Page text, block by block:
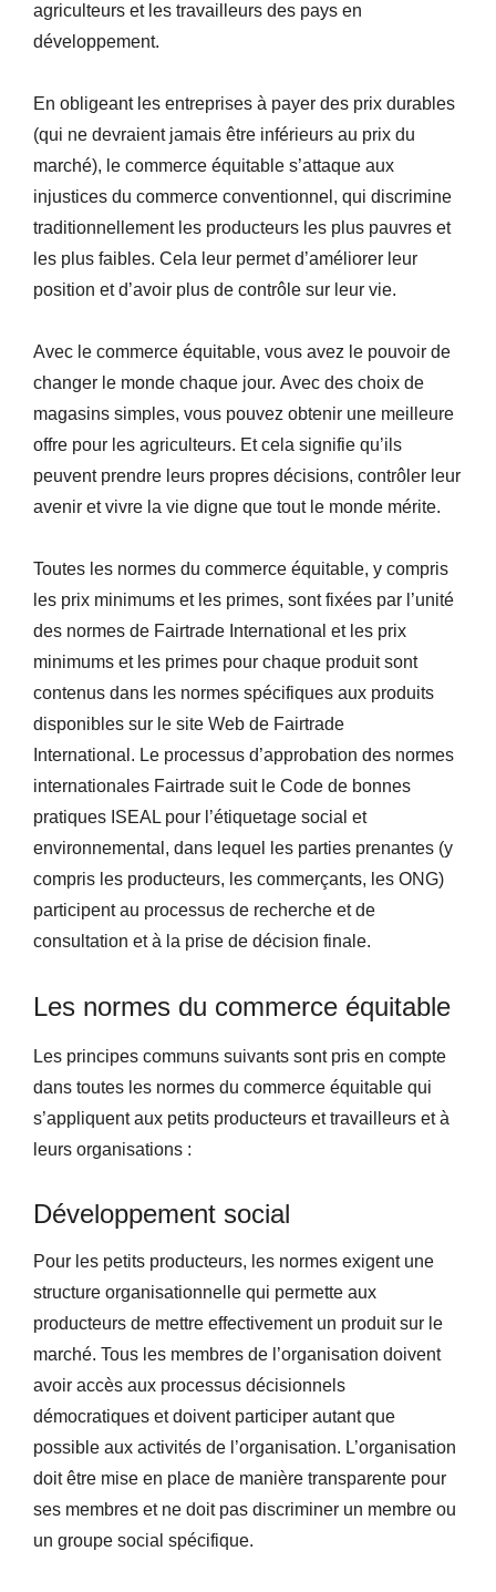
agriculteurs et les travailleurs des pays en
développement.
En obligeant les entreprises à payer des prix durables
(qui ne devraient jamais être inférieurs au prix du
marché), le commerce équitable s’attaque aux
injustices du commerce conventionnel, qui discrimine
traditionnellement les producteurs les plus pauvres et
les plus faibles. Cela leur permet d’améliorer leur
position et d’avoir plus de contrôle sur leur vie.
Avec le commerce équitable, vous avez le pouvoir de
changer le monde chaque jour. Avec des choix de
magasins simples, vous pouvez obtenir une meilleure
offre pour les agriculteurs. Et cela signifie qu’ils
peuvent prendre leurs propres décisions, contrôler leur
avenir et vivre la vie digne que tout le monde mérite.
Toutes les normes du commerce équitable, y compris
les prix minimums et les primes, sont fixées par l’unité
des normes de Fairtrade International et les prix
minimums et les primes pour chaque produit sont
contenus dans les normes spécifiques aux produits
disponibles sur le site Web de Fairtrade
International. Le processus d’approbation des normes
internationales Fairtrade suit le Code de bonnes
pratiques ISEAL pour l’étiquetage social et
environnemental, dans lequel les parties prenantes (y
compris les producteurs, les commerçants, les ONG)
participent au processus de recherche et de
consultation et à la prise de décision finale.
Les normes du commerce équitable
Les principes communs suivants sont pris en compte
dans toutes les normes du commerce équitable qui
s’appliquent aux petits producteurs et travailleurs et à
leurs organisations :
Développement social
Pour les petits producteurs, les normes exigent une
structure organisationnelle qui permette aux
producteurs de mettre effectivement un produit sur le
marché. Tous les membres de l’organisation doivent
avoir accès aux processus décisionnels
démocratiques et doivent participer autant que
possible aux activités de l’organisation. L’organisation
doit être mise en place de manière transparente pour
ses membres et ne doit pas discriminer un membre ou
un groupe social spécifique.